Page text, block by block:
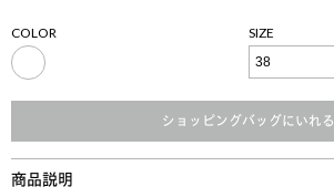
SIZE
COLOR
ショッピングバッグにいれる
商品説明